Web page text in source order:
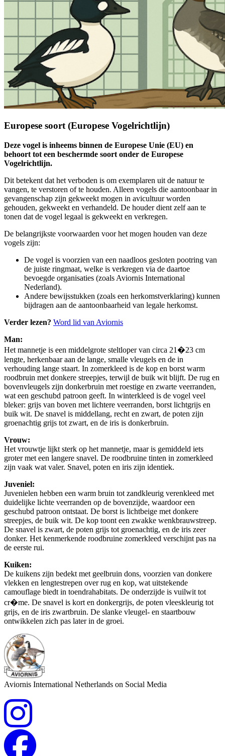
Europese soort (Europese Vogelrichtlijn)
Deze vogel is inheems binnen de Europese Unie (EU) en
behoort tot een beschermde soort onder de Europese
Vogelrichtlijn.
Dit betekent dat het verboden is om exemplaren uit de natuur te
vangen, te verstoren of te houden. Alleen vogels die aantoonbaar in
gevangenschap zijn gekweekt mogen in avicultuur worden
gehouden, gekweekt en verhandeld. De houder dient zelf aan te
tonen dat de vogel legaal is gekweekt en verkregen.
De belangrijkste voorwaarden voor het mogen houden van deze
vogels zijn:
De vogel is voorzien van een naadloos gesloten pootring van
de juiste ringmaat, welke is verkregen via de daartoe
bevoegde organisaties (zoals Aviornis International
Nederland).
Andere bewijsstukken (zoals een herkomstverklaring) kunnen
bijdragen aan de aantoonbaarheid van legale herkomst.
Verder lezen? Word lid van Aviornis
Man:
Het mannetje is een middelgrote steltloper van circa 21�23 cm
lengte, herkenbaar aan de lange, smalle vleugels en de in
verhouding lange staart. In zomerkleed is de kop en borst warm
roodbruin met donkere streepjes, terwijl de buik wit blijft. De rug en
bovenvleugels zijn donkerbruin met roestige en zwarte veerranden,
wat een geschubd patroon geeft. In winterkleed is de vogel veel
bleker: grijs van boven met lichtere veerranden, borst lichtgrijs en
buik wit. De snavel is middellang, recht en zwart, de poten zijn
groenachtig grijs tot zwart, en de iris is donkerbruin.
Vrouw:
Het vrouwtje lijkt sterk op het mannetje, maar is gemiddeld iets
groter met een langere snavel. De roodbruine tinten in zomerkleed
zijn vaak wat valer. Snavel, poten en iris zijn identiek.
Juveniel:
Juvenielen hebben een warm bruin tot zandkleurig verenkleed met
duidelijke lichte veerranden op de bovenzijde, waardoor een
geschubd patroon ontstaat. De borst is lichtbeige met donkere
streepjes, de buik wit. De kop toont een zwakke wenkbrauwstreep.
De snavel is zwart, de poten grijs tot groenachtig, en de iris zeer
donker. Het kenmerkende roodbruine zomerkleed verschijnt pas na
de eerste rui.
Kuiken:
De kuikens zijn bedekt met geelbruin dons, voorzien van donkere
vlekken en lengtestrepen over rug en kop, wat uitstekende
camouflage biedt in toendrahabitats. De onderzijde is vuilwit tot
cr�me. De snavel is kort en donkergrijs, de poten vleeskleurig tot
grijs, en de iris zwartbruin. De slanke vleugel- en staartbouw
ontwikkelen zich pas later in de groei.
Aviornis International Netherlands on Social Media